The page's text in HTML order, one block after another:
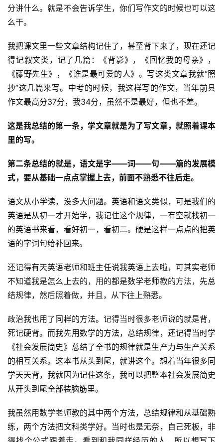
A
I
干
群
运
营
记
经
验
教
程
软
件
应
用
服
务
项
A
I
提
示
词
开
源
代
登录 注册
分讲什么。就是不会告诉学生，你们写作文的时候也可以这
么干。
我把课文里一些文章结构记住了，甚至背下来了，现在还记
得记叙文类，记了几篇：《背影》，《回忆我的母亲》，
《藤野先生》，《谁是最可爱的人》。写这类文章我就“照
抄”这几篇来写。中考的时候，我这样写的作文，当年前县
作文最高分37分，我34分，虽然不是最好，但也不差。
这是我总结的第一条，学文章就是为了写文章，就照着课本
里的写。
第二条总结的就是，语文是字——词——句——篇的发展模
式，要从基础一点点掌握上去，前面不熟悉不往后走。
语文从小学读，没多大问题。英语和语文类似，可是我们的
英语是从初一才开始学，我记住这个规律，一有空就找初一
的英语书来看，看好初一，看初二。硬是这样一点点的把英
语的字词句给补回来。
还记得有天英语老师和班主任说我英语上去啦，可其实老师
不知道我是怎么上去的，用的都是数学老师教的方法，先总
结规律，然后照着做，并且，从下往上熟悉。
政治我也用了同样的方法。记得当时很多老师说的就是背，
死记硬背。而我先用数学的方法，总结规律，还记得当时学
《社会发展简史》总结了全书的规律就是生产力与生产关系
的相互关系。这本书从头到尾，就讲这个。想着当年很多同
学天天背，我就因为记住这条，我可以把整本社会发展简史
从开头到尾全部装脑筋里。
我虽然用数学老师教的其中两个方法，总结规律和从基础熟
练，两个方法把文科类学好。当时也是无奈，自己死板，非